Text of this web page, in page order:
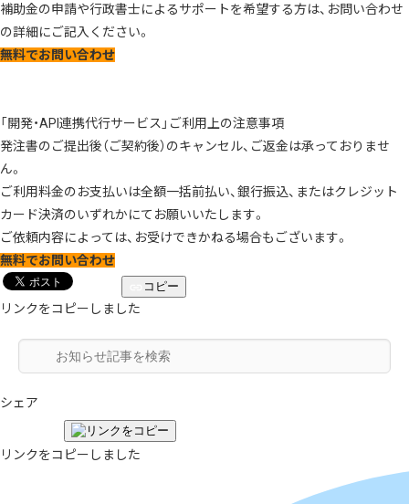
補助金の申請や行政書士によるサポートを希望する方は、お問い合わせ
の詳細にご記入ください。
無料でお問い合わせ
「開発・API連携代行サービス」ご利用上の注意事項
発注書のご提出後（ご契約後）のキャンセル、ご返金は承っておりませ
ん。
ご利用料金のお支払いは全額一括前払い、銀行振込、またはクレジット
カード決済のいずれかにてお願いいたします。
ご依頼内容によっては、お受けできかねる場合もございます。
無料でお問い合わせ
コピー
リンクをコピーしました
シェア
リンクをコピーしました